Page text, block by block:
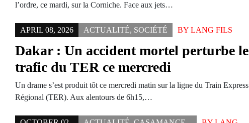
l’ordre, ce mardi, sur la Corniche. Face aux jets…
APRIL 08, 2026 ACTUALITÉ, SOCIÉTÉ BYLANG FILS
Dakar : Un accident mortel perturbe le
trafic du TER ce mercredi
Un drame s’est produit tôt ce mercredi matin sur la ligne du Train Express
Régional (TER). Aux alentours de 6h15,…